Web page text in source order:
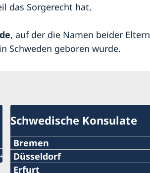
das Sorgerecht hat.
, auf der die Namen beider
Schweden geboren wurde.
Schwedische Konsulate
Bremen
Telefon:
Düsseldorf
Telefon:
Erfurt